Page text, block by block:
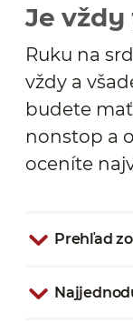
Je vždy
Ruku na
vždy a
budete
nonstop a
oceníte
Prehľad